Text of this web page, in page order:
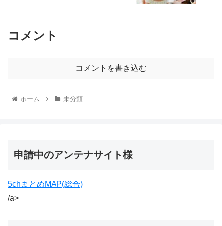
コメント
コメントを書き込む
ホーム 未分類
申請中のアンテナサイト様
5chまとめMAP(総合)
/a>